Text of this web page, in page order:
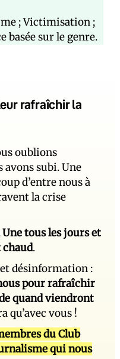
; Victimisation ;
basée sur le genre.
rafraîchir la
oublions
subi. Une
d’entre nous à
la crise
Une tous les jours et
chaud.
désinformation :
pour rafraîchir
quand viendront
qu’avec vous !
du Club
qui nous